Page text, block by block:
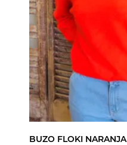
BUZO FLOKI NARANJA